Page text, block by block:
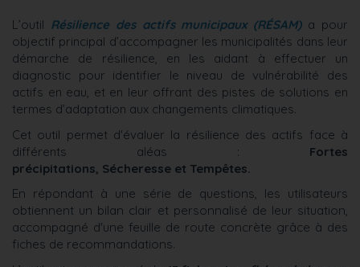
L’outil Résilience des actifs municipaux (RÉSAM) a pour
objectif principal d’accompagner les municipalités dans leur
démarche de résilience, en les aidant à effectuer un
diagnostic pour identifier le niveau de vulnérabilité des
actifs en eau, et en leur offrant des pistes de solutions en
termes d’adaptation aux changements climatiques.
Cet outil permet d'évaluer la résilience des actifs face à
différents aléas : Fortes
précipitations, Sécheresse et Tempêtes.
En répondant à une série de questions, les utilisateurs
obtiennent un bilan clair et personnalisé de leur situation,
accompagné d'une feuille de route concrète grâce à des
fiches de recommandations.